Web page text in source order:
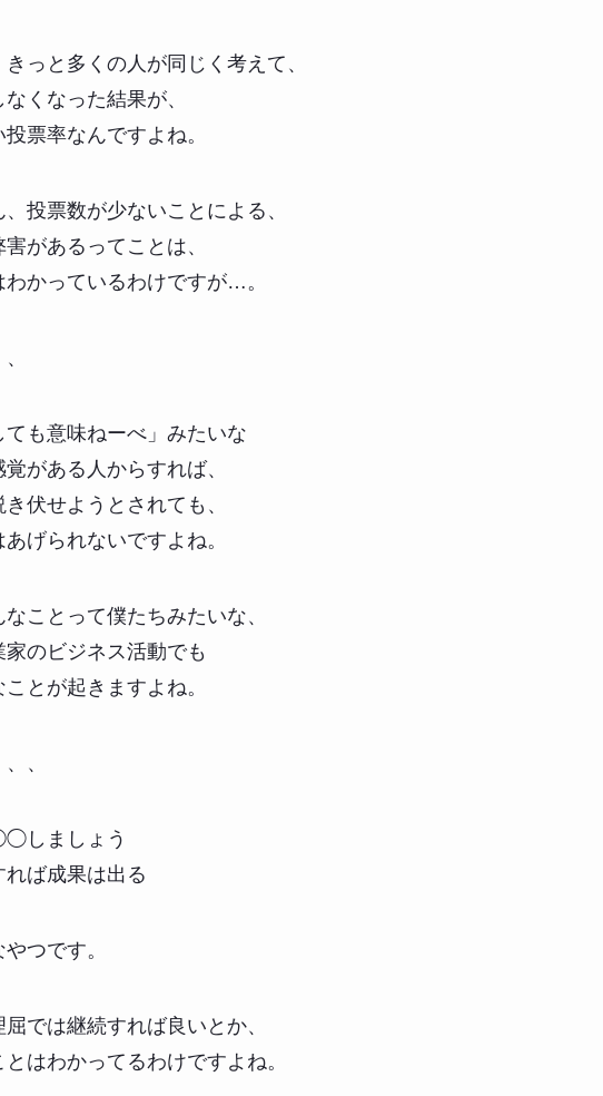
っと多くの人が同じく考えて、
くなった結果が、
票率なんですよね。
、投票数が少ないことによる、
があるってことは、
わかっているわけですが…。
ても意味ねーべ」みたいな
がある人からすれば、
伏せようとされても、
げられないですよね。
ことって僕たちみたいな、
家のビジネス活動でも
ことが起きますよね。
、
しましょう
れば成果は出る
つです。
屈では継続すれば良いとか、
はわかってるわけですよね。